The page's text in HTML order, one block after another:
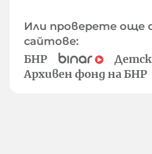
Или проверете
сайтове:
БНР
Архивен фонд на БНР